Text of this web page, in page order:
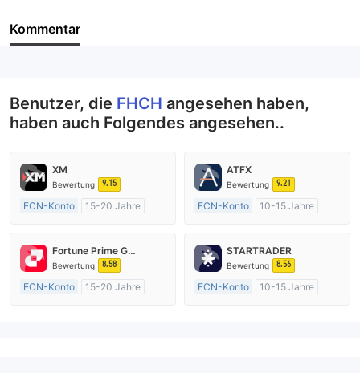
Unternehmensmitarbeiter
Kommentar
Benutzer, die FHCH angesehen haben,
haben auch Folgendes angesehen..
XM
Bewertung 9.15
ECN-Konto
15-20 Jahre
Market Making (MM)
MT4-Volllizenz
ATFX
Bewertung 9.21
ECN-Konto
10-15 Jahre
Market Making (MM)
MT4-Volllizenz
Fortune Prime Global
Bewertung 8.58
ECN-Konto
15-20 Jahre
STARTRADER
Bewertung 8.56
ECN-Konto
10-15 Jahre